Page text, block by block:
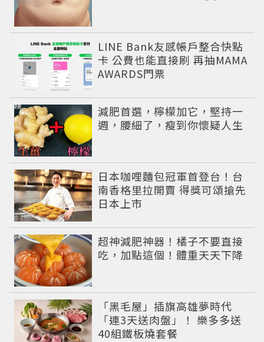
LINE Bank友感帳戶整合快點
卡 公費也能直接刷 再抽MAMA
AWARDS門票
減肥首選，檸檬加它，堅持一
週，腰細了，瘦到你懷疑人生
PR
日本咖哩麵包冠軍首登台！台
南香格里拉開賣 得獎可頌搶先
日本上市
超神減肥神器！橘子不要直接
吃，加點這個！體重天天下降
PR
「黑毛屋」插旗高雄夢時代
「連3天送肉盤」！ 樂多多送
40組鐵板燒套餐